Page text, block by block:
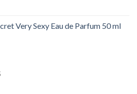
Very Sexy Eau de Parfum 50 ml